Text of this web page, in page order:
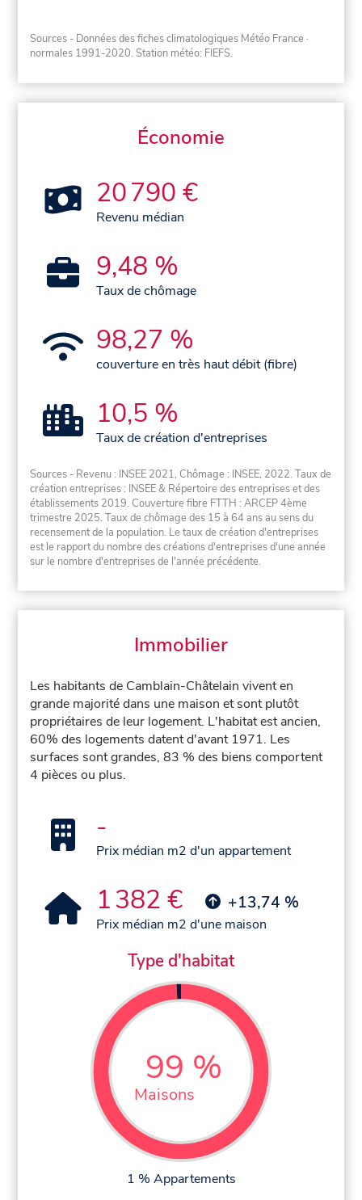
Sources - Données des fiches climatologiques Météo France ·
normales 1991-2020. Station météo: FIEFS.
Économie
20 790 €
Revenu médian
9,48 %
Taux de chômage
98,27 %
couverture en très haut débit (fibre)
10,5 %
Taux de création d'entreprises
Sources - Revenu : INSEE 2021, Chômage : INSEE, 2022. Taux de
création entreprises : INSEE & Répertoire des entreprises et des
établissements 2019. Couverture fibre FTTH : ARCEP 4ème
trimestre 2025. Taux de chômage des 15 à 64 ans au sens du
recensement de la population. Le taux de création d'entreprises
est le rapport du nombre des créations d'entreprises d'une année
sur le nombre d'entreprises de l'année précédente.
Immobilier
Les habitants de Camblain-Châtelain vivent en
grande majorité dans une maison et sont plutôt
propriétaires de leur logement. L'habitat est ancien,
60% des logements datent d'avant 1971. Les
surfaces sont grandes, 83 % des biens comportent
4 pièces ou plus.
-
Prix médian m2 d'un appartement
1 382 € +13,74 %
Prix médian m2 d'une maison
Type d'habitat
99 %
Maisons
1 % Appartements